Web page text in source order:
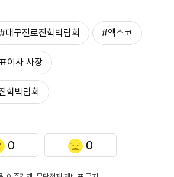
#대구진로진학박람회 #엑스코
이사 사장
학박람회
0 0